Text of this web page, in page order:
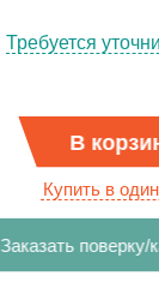
Требуется
В
Купить в
Заказать поверку/